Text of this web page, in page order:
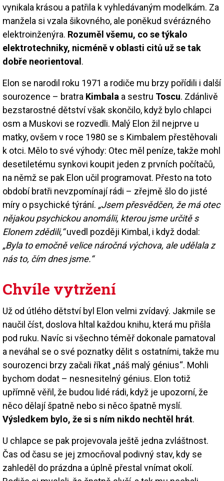
vynikala krásou a patřila k vyhledávaným modelkám. Za
manžela si vzala šikovného, ale poněkud svérázného
elektroinženýra. Rozuměl všemu, co se týkalo
elektrotechniky, nicméně v oblasti citů už se tak
dobře neorientoval.
Elon se narodil roku 1971 a rodiče mu brzy pořídili i další
sourozence – bratra Kimbala a sestru Toscu. Zdánlivě
bezstarostné dětství však skončilo, když bylo chlapci
osm a Muskovi se rozvedli. Malý Elon žil nejprve u
matky, ovšem v roce 1980 se s Kimbalem přestěhovali
k otci. Mělo to své výhody: Otec měl peníze, takže mohl
desetiletému synkovi koupit jeden z prvních počítačů,
na němž se pak Elon učil programovat. Přesto na toto
období bratři nevzpomínají rádi – zřejmě šlo do jisté
míry o psychické týrání. „Jsem přesvědčen, že má otec
nějakou psychickou anomálii, kterou jsme určitě s
Elonem zdědili,“uvedl později Kimbal, i když dodal:
„Byla to emočně velice náročná výchova, ale udělala z
nás to, čím dnes jsme.“
Chvíle vytržení
Už od útlého dětství byl Elon velmi zvídavý. Jakmile se
naučil číst, doslova hltal každou knihu, která mu přišla
pod ruku. Navíc si všechno téměř dokonale pamatoval
a neváhal se o své poznatky dělit s ostatními, takže mu
sourozenci brzy začali říkat „náš malý génius“. Mohli
bychom dodat – nesnesitelný génius. Elon totiž
upřímně věřil, že budou lidé rádi, když je upozorní, že
něco dělají špatně nebo si něco špatně myslí.
Výsledkem bylo, že si s ním nikdo nechtěl hrát.
U chlapce se pak projevovala ještě jedna zvláštnost.
Čas od času se jej zmocňoval podivný stav, kdy se
zahleděl do prázdna a úplně přestal vnímat okolí.